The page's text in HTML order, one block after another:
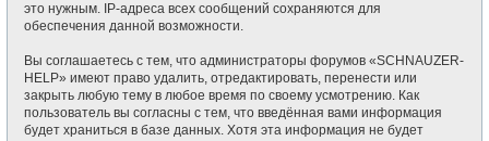
это нужным. IP-адреса всех сообщений сохраняются для
обеспечения данной возможности.
Вы соглашаетесь с тем, что администраторы форумов «SCHNAUZER-
HELP» имеют право удалить, отредактировать, перенести или
закрыть любую тему в любое время по своему усмотрению. Как
пользователь вы согласны с тем, что введённая вами информация
будет храниться в базе данных. Хотя эта информация не будет